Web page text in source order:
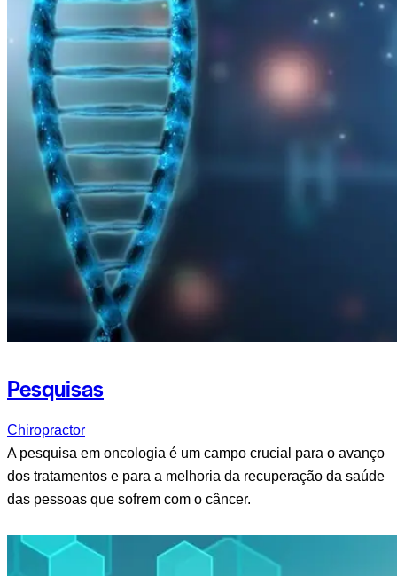
Pesquisas
Chiropractor
A pesquisa em oncologia é um campo crucial para o avanço
dos tratamentos e para a melhoria da recuperação da saúde
das pessoas que sofrem com o câncer.